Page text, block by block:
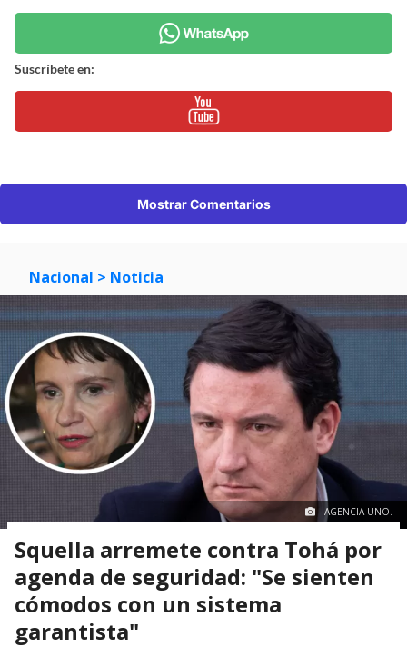
Suscríbete en:
Mostrar Comentarios
Nacional > Noticia
AGENCIA UNO.
Squella arremete contra Tohá por
agenda de seguridad: "Se sienten
cómodos con un sistema
garantista"